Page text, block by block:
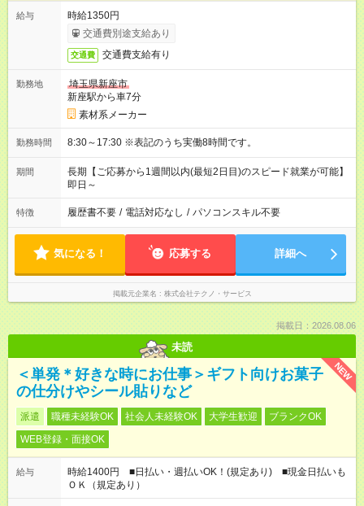
給与
時給1350円
交通費別途支給あり
交通費 交通費支給有り
勤務地
埼玉県新座市
新座駅から車7分
素材系メーカー
勤務時間 8:30～17:30 ※表記のうち実働8時間です。
期間
長期【ご応募から1週間以内(最短2日目)のスピード就業が可能】
即日～
特徴 履歴書不要 / 電話対応なし / パソコンスキル不要
気になる！ 応募する 詳細へ
掲載元企業名 株式会社テクノ・サービス
掲載日：2026.08.06
未読
NEW
＜単発＊好きな時にお仕事＞ギフト向けお菓子
の仕分けやシール貼りなど
派遣 職種未経験OK 社会人未経験OK 大学生歓迎
ブランクOK
WEB登録・面接OK
給与
時給1400円 ■日払い・週払いOK！(規定あり) ■現金日払いも
ＯＫ（規定あり）